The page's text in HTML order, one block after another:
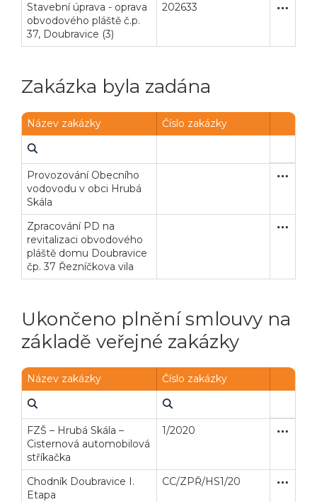
Stavební úprava - oprava
obvodového pláště č.p.
37, Doubravice (3)
202633
Zakázka byla zadána
Název zakázky Číslo zakázky
Provozování Obecního
vodovodu v obci Hrubá
Skála
Služby
Zpracování PD na
revitalizaci obvodového
pláště domu Doubravice
čp. 37 Řezníčkova vila
Služby
Ukončeno plnění smlouvy na
základě veřejné zakázky
Název zakázky Číslo zakázky
FZŠ – Hrubá Skála –
Cisternová automobilová
stříkačka
1/2020
Chodník Doubravice I.
Etapa
CC/ZPŘ/HS1/20
Veřejné zakázky